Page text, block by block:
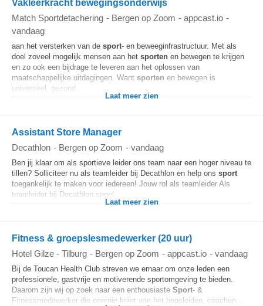
Vakleerkracht bewegingsonderwijs
Match Sportdetachering - Bergen op Zoom - appcast.io -
vandaag
aan het versterken van de sport- en beweeginfrastructuur. Met als
doel zoveel mogelijk mensen aan het sporten en bewegen te krijgen
en zo ook een bijdrage te leveren aan het oplossen van
maatschappelijke uitdagingen. Want sporten en bewegen is
universeel, gezond...
Laat meer zien
Assistant Store Manager
Decathlon - Bergen op Zoom - vandaag
Ben jij klaar om als sportieve leider ons team naar een hoger niveau te
tillen? Solliciteer nu als teamleider bij Decathlon en help ons sport
toegankelijk te maken voor iedereen! Jouw rol als teamleider Als
teamleider bij Decathlon speel...
Laat meer zien
Fitness & groepslesmedewerker (20 uur)
Hotel Gilze - Tilburg - Bergen op Zoom - appcast.io - vandaag
Bij de Toucan Health Club streven we ernaar om onze leden een
professionele, gastvrije en motiverende sportomgeving te bieden.
Daarom zijn wij op zoek naar een enthousiaste Sport- &
Fitnessmedewerker die energie krijgt van het begeleiden, coachen...